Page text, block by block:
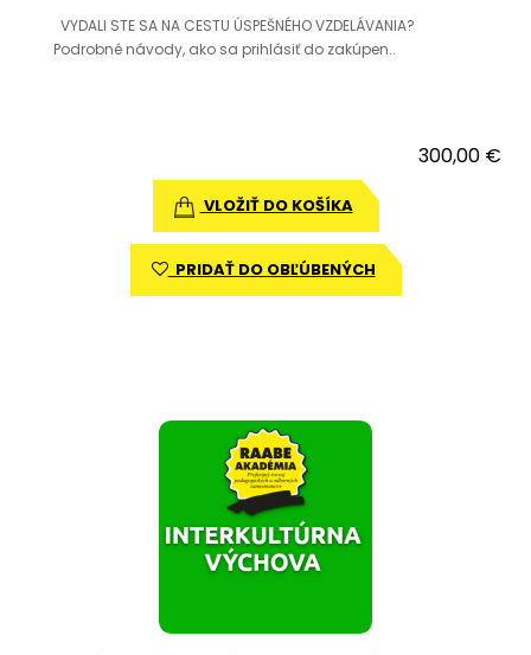
VYDALI STE SA NA CESTU ÚSPEŠNÉHO VZDELÁVANIA?
Podrobné návody, ako sa prihlásiť do zakúpen..
300,00 €
VLOŽIŤ DO KOŠÍKA
PRIDAŤ DO OBĽÚBENÝCH